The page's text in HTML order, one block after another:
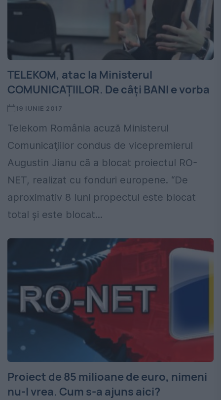
TELEKOM, atac la Ministerul
COMUNICAŢIILOR. De câţi BANI e vorba
19 IUNIE 2017
Telekom România acuză Ministerul
Comunicaţiilor condus de vicepremierul
Augustin Jianu că a blocat proiectul RO-
NET, realizat cu fonduri europene. “De
aproximativ 8 luni propectul este blocat
total şi este blocat...
Proiect de 85 milioane de euro, nimeni
nu-l vrea. Cum s-a ajuns aici?